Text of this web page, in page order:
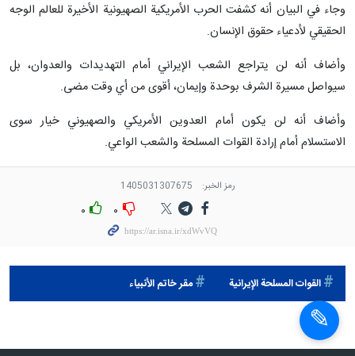
وجاء في البيان أنه كشفت الحرب الأمريكية الصهيونية الأخيرة للعالم الوجه
الحقيقي لأدعياء حقوق الإنسان.
وأضاف أنه لن يتراجع الشعب الإيراني أمام التهديدات والعدوان، بل
سيواصل مسيرة الشرف بوحدة وإيمان، أقوى من أي وقت مضى.
وأضاف أنه لن يكون أمام العدوين الأمريكي والصهيوني خيار سوى
الاستسلام أمام إرادة القوات المسلحة والشعب الواعي.
رمز الخبر: 1405031307675
٠ ٠
القوات المسلحة الإيرانية مقر خاتم الأنبياء